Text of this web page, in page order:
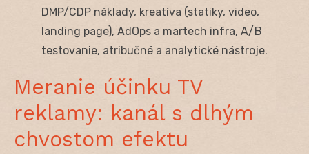
DMP/CDP náklady, kreatíva (statiky, video,
landing page), AdOps a martech infra, A/B
testovanie, atribučné a analytické nástroje.
Meranie účinku TV
reklamy: kanál s dlhým
chvostom efektu